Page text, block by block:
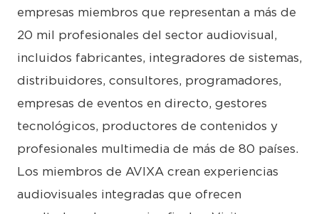
empresas miembros que representan a más de
20 mil profesionales del sector audiovisual,
incluidos fabricantes, integradores de sistemas,
distribuidores, consultores, programadores,
empresas de eventos en directo, gestores
tecnológicos, productores de contenidos y
profesionales multimedia de más de 80 países.
Los miembros de AVIXA crean experiencias
audiovisuales integradas que ofrecen